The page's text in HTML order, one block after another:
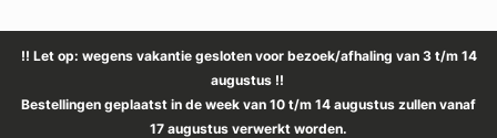
!! Let op: wegens vakantie gesloten voor bezoek/afhaling van 3 t/m 14
augustus !!
Bestellingen geplaatst in de week van 10 t/m 14 augustus zullen vanaf
17 augustus verwerkt worden.